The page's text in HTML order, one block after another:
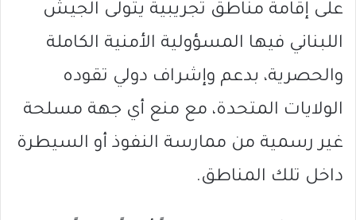
على إقامة مناطق تجريبية يتولى الجيش
اللبناني فيها المسؤولية الأمنية الكاملة
والحصرية، بدعم وإشراف دولي تقوده
الولايات المتحدة، مع منع أي جهة مسلحة
غير رسمية من ممارسة النفوذ أو السيطرة
داخل تلك المناطق.